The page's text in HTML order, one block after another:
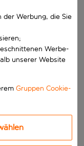
der Werbung, die Sie
Werbe-
unserer Website
Gruppen Cookie-